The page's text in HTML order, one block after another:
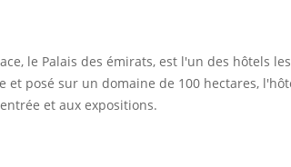
le Palais des émirats, est l'un des hôtels
posé sur un domaine de 100 hectares,
et aux expositions.